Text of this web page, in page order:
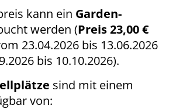
kann ein Garden-
werden (Preis 23,00 €
23.04.2026 bis 13.06.2026
bis 10.10.2026).
sind mit einem
von: